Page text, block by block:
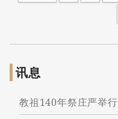
讯息
教祖140年祭庄严举行